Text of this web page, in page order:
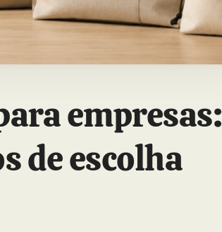
empresas:
de escolha